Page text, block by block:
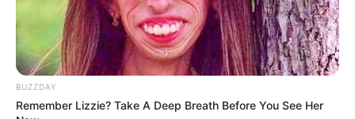
Ο Υπόγειος Πόλεμος είναι γεγονός.. Το
κυνήγι είναι σε εξέλιξη
Τετάρτη, 5 Οκτωβρίου 2022, 21:39
Ο Υπόγειος Πόλεμος είναι γεγονός.....
BUZZDAY
Remember Lizzie? Take A Deep Breath Before You See Her